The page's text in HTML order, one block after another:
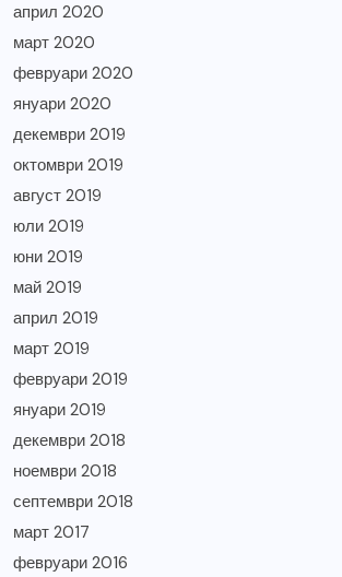
април 2020
март 2020
февруари 2020
януари 2020
декември 2019
октомври 2019
август 2019
юли 2019
юни 2019
май 2019
април 2019
март 2019
февруари 2019
януари 2019
декември 2018
ноември 2018
септември 2018
март 2017
февруари 2016